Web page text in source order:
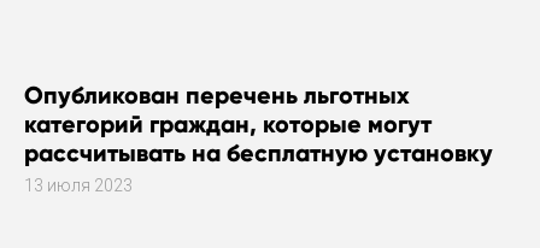
Опубликован перечень льготных
категорий граждан, которые могут
рассчитывать на бесплатную установку
газового оборудования
13 июля 2023